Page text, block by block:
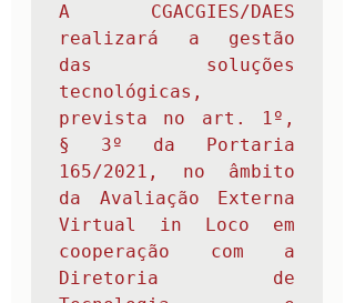
A CGACGIES/DAES
realizará a gestão
das soluções
tecnológicas,
prevista no art. 1º,
§ 3º da Portaria
165/2021, no âmbito
da Avaliação Externa
Virtual in Loco em
cooperação com a
Diretoria de